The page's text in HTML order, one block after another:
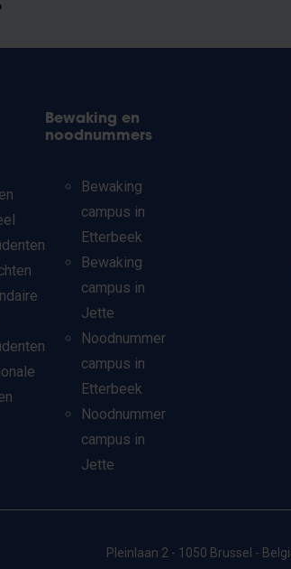
Bewaking en
noodnummers
Bewaking
campus in
Etterbeek
Bewaking
campus in
Jette
Noodnummer
campus in
Etterbeek
Noodnummer
campus in
Jette
Pleinlaan 2 - 1050 Brussel -